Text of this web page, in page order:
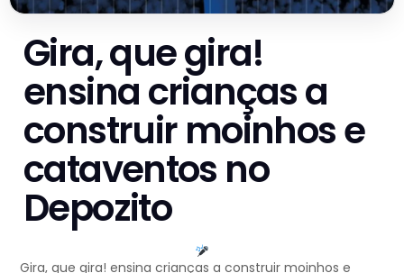
Gira, que gira!
ensina crianças a
construir moinhos e
cataventos no
Depozito
Gira, que gira! ensina crianças a construir moinhos e